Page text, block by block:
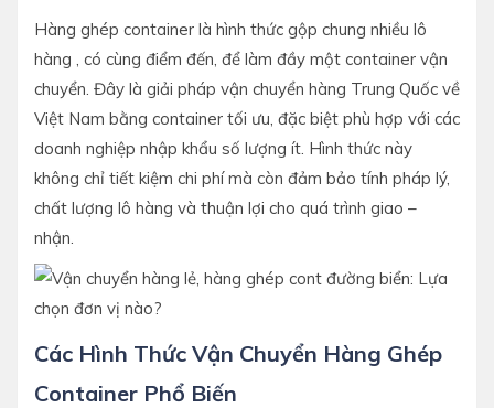
Hàng ghép container là hình thức gộp chung nhiều lô
hàng , có cùng điểm đến, để làm đầy một container vận
chuyển. Đây là giải pháp vận chuyển hàng Trung Quốc về
Việt Nam bằng container tối ưu, đặc biệt phù hợp với các
doanh nghiệp nhập khẩu số lượng ít. Hình thức này
không chỉ tiết kiệm chi phí mà còn đảm bảo tính pháp lý,
chất lượng lô hàng và thuận lợi cho quá trình giao –
nhận.
Các Hình Thức Vận Chuyển Hàng Ghép
Container Phổ Biến